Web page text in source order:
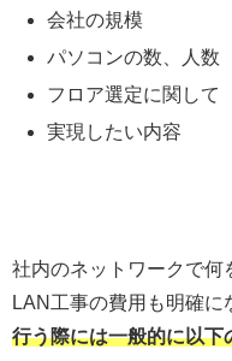
会社の規模
パソコンの数、人数
フロア選定に関して
実現したい内容
社内のネットワークで何
LAN工事の費用も明確に
行う際には一般的に以下